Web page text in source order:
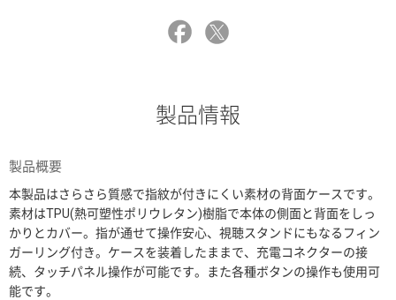
製品情報
製品概要
本製品はさらさら質感で指紋が付きにくい素材の背面ケースです。
素材はTPU(熱可塑性ポリウレタン)樹脂で本体の側面と背面をしっ
かりとカバー。指が通せて操作安心、視聴スタンドにもなるフィン
ガーリング付き。ケースを装着したままで、充電コネクターの接
続、タッチパネル操作が可能です。また各種ボタンの操作も使用可
能です。